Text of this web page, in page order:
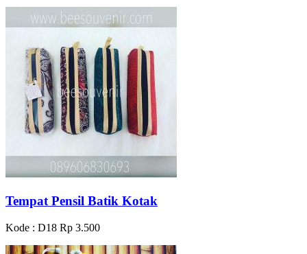
Tempat Pensil Batik Kotak
Kode : D18 Rp 3.500